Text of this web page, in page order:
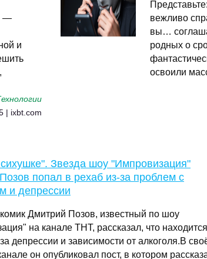
—
и
| ixbt.com
вежливо
вы…
родных о
освоили
Звезда шоу "Импровизация"
попал в рехаб из-за проблем с
и депрессии
Дмитрий Позов, известный по шоу
на канале ТНТ, рассказал, что
депрессии и зависимости от алкоголя.В
он опубликовал пост, в котором